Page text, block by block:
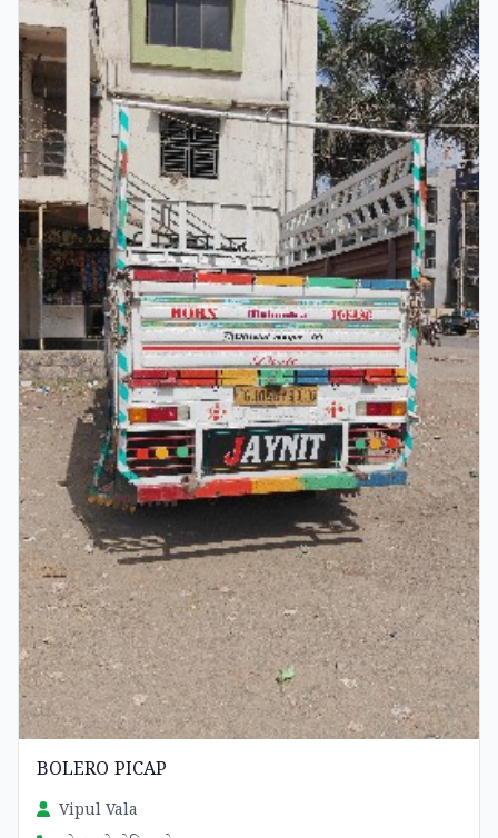
BOLERO PICAP
Vipul Vala